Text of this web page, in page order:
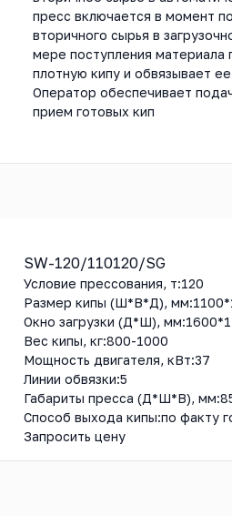
пресс включается в момент
вторичного сырья в
мере поступления материала
плотную кипу и обвязывает
Оператор обеспечивает
прием готовых кип
SW-120/110120/SG
Условие прессования, т:120
Размер кипы (Ш*В*Д), мм:
Окно загрузки (Д*Ш), мм:
Вес кипы, кг:800-1000
Мощность двигателя, кВт:37
Линии обвязки:5
Габариты пресса (Д*Ш*В), мм:
Способ выхода кипы:по факту
Запросить цену